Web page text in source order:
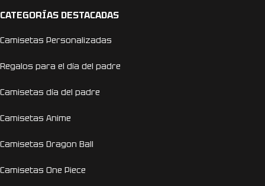
CATEGORÍAS DESTACADAS
Camisetas Personalizadas
Regalos para el día del padre
Camisetas día del padre
Camisetas Anime
Camisetas Dragon Ball
Camisetas One Piece